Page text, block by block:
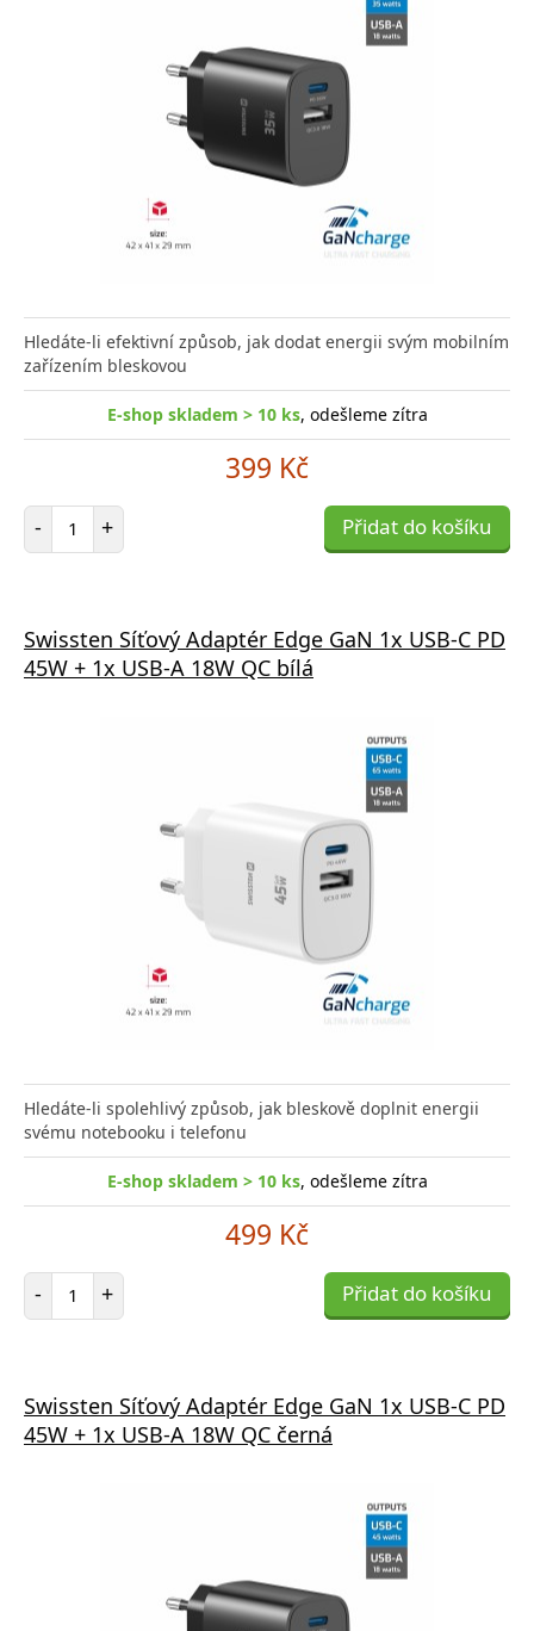
Hledáte-li efektivní způsob, jak dodat energii svým mobilním
zařízením bleskovou
E-shop skladem > 10 ks, odešleme zítra
399 Kč
- Počet položek
+ Přidat do košíku
Swissten Síťový Adaptér Edge GaN 1x USB-C PD
45W + 1x USB-A 18W QC bílá
Hledáte-li spolehlivý způsob, jak bleskově doplnit energii
svému notebooku i telefonu
E-shop skladem > 10 ks, odešleme zítra
499 Kč
- Počet položek
+ Přidat do košíku
Swissten Síťový Adaptér Edge GaN 1x USB-C PD
45W + 1x USB-A 18W QC černá